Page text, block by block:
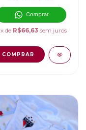
Comprar
x de R$66,63 sem juros
COMPRAR